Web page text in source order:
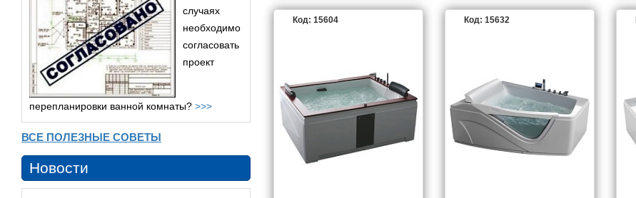
Код: 15604 Код: 15632
случаях
необходимо
согласовать
проект
перепланировки ванной комнаты? >>>
ВСЕ ПОЛЕЗНЫЕ СОВЕТЫ
Новости